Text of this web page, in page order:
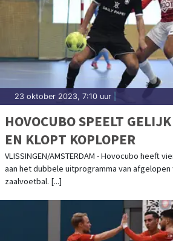
23 oktober 2023, 7:10 uur
HOVOCUBO SPEELT
EN KLOPT KOPLOPER
VLISSINGEN/AMSTERDAM - Hovocubo heeft
aan het dubbele uitprogramma van
zaalvoetbal. [...]